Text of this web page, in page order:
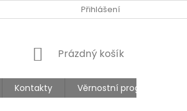
Přihlášení
NÁKUPNÍ
Prázdný košík
Kontakty
Věrnostní program